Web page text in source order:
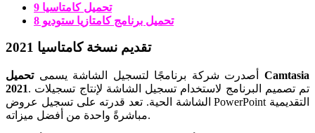
تحميل كامتاسيا 9
تحميل برنامج كامتازيا ستوديو 8
تقديم نسخة كامتاسيا 2021
أصدرت شركة برنامجًا لتسجيل الشاشة يسمىتحميل Camtasia
2021. تم تصميم البرنامج لاستخدام تسجيل الشاشة لإنتاج تسجيلات
الشاشة الحية. تعد قدرته على تسجيل عروض PowerPoint التقديمية
مباشرةً واحدة من أفضل ميزاته.